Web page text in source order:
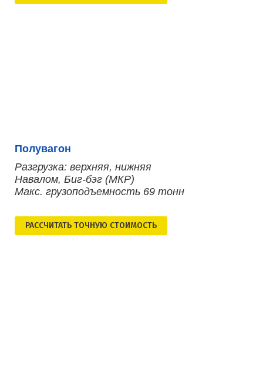
Полувагон
Разгрузка: верхняя, нижняя
Навалом, Биг-бэг (МКР)
Макс. грузоподъемность 69 тонн
РАСCЧИТАТЬ ТОЧНУЮ СТОИМОСТЬ